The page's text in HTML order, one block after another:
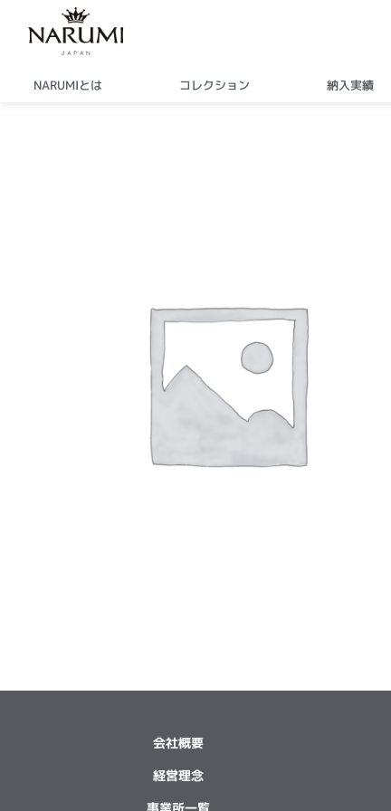
NARUMIとは コレクション 納入実績
会社概要
経営理念
事業所一覧